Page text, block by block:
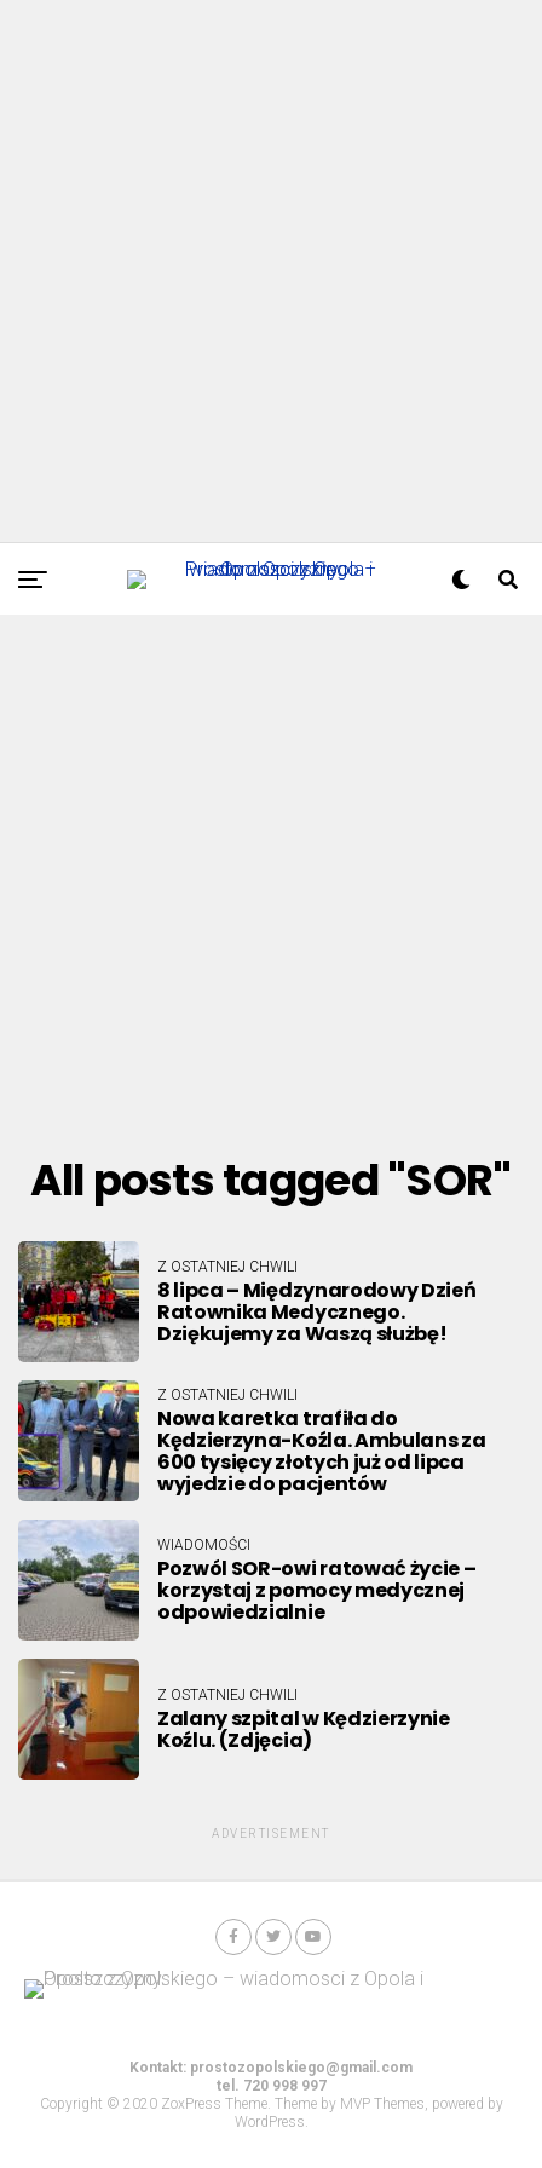
All posts tagged "SOR"
Z OSTATNIEJ CHWILI
8 lipca – Międzynarodowy Dzień
Ratownika Medycznego.
Dziękujemy za Waszą służbę!
Z OSTATNIEJ CHWILI
Nowa karetka trafiła do
Kędzierzyna-Koźla. Ambulans za
600 tysięcy złotych już od lipca
wyjedzie do pacjentów
WIADOMOŚCI
Pozwól SOR-owi ratować życie –
korzystaj z pomocy medycznej
odpowiedzialnie
Z OSTATNIEJ CHWILI
Zalany szpital w Kędzierzynie
Koźlu. (Zdjęcia)
ADVERTISEMENT
Kontakt: prostozopolskiego@gmail.com
tel. 720 998 997
Copyright © 2020 ZoxPress Theme. Theme by MVP Themes, powered by
WordPress.